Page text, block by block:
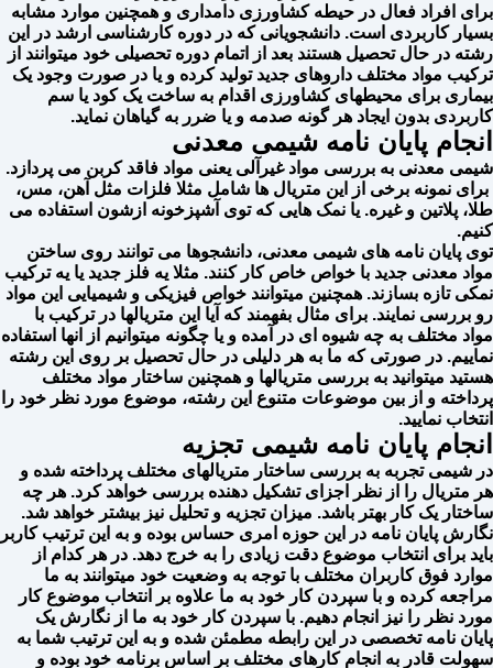
برای افراد فعال در حیطه کشاورزی دامداری و همچنین موارد مشابه
بسیار کاربردی است. دانشجویانی که در دوره کارشناسی ارشد در این
رشته در حال تحصیل هستند بعد از اتمام دوره تحصیلی خود میتوانند از
ترکیب مواد مختلف داروهای جدید تولید کرده و یا در صورت وجود یک
بیماری برای محیطهای کشاورزی اقدام به ساخت یک کود یا سم
کاربردی بدون ایجاد هر گونه صدمه و یا ضرر به گیاهان نماید.
انجام پایان نامه شیمی معدنی
شیمی معدنی به بررسی مواد غیرآلی یعنی مواد فاقد کربن می پردازد.
برای نمونه برخی از این متریال ها شامل مثلا فلزات مثل آهن، مس،
طلا، پلاتین و غیره. یا نمک هایی که توی آشپزخونه ازشون استفاده می
کنیم.
توی پایان نامه های شیمی معدنی، دانشجوها می توانند روی ساختن
مواد معدنی جدید با خواص خاص کار کنند. مثلا یه فلز جدید یا یه ترکیب
نمکی تازه بسازند. همچنین میتوانند خواص فیزیکی و شیمیایی این مواد
رو بررسی نمایند. برای مثال بفهمند که آیا این متریالها در ترکیب با
مواد مختلف به چه شیوه ای در آمده و یا چگونه میتوانیم از انها استفاده
نماییم. در صورتی که ما به هر دلیلی در حال تحصیل بر روی این رشته
هستید میتوانید به بررسی متریالها و همچنین ساختار مواد مختلف
پرداخته و از بین موضوعات متنوع این رشته، موضوع مورد نظر خود را
انتخاب نمایید.
انجام پایان نامه شیمی تجزیه
در شیمی تجربه به بررسی ساختار متریالهای مختلف پرداخته شده و
هر متریال را از نظر اجزای تشکیل دهنده بررسی خواهد کرد. هر چه
ساختار یک کار بهتر باشد. میزان تجزیه و تحلیل نیز بیشتر خواهد شد.
نگارش پایان نامه در این حوزه امری حساس بوده و به این ترتیب کاربر
باید برای انتخاب موضوع دقت زیادی را به خرج دهد. در هر کدام از
موارد فوق کاربران مختلف با توجه به وضعیت خود میتوانند به ما
مراجعه کرده و با سپردن کار خود به ما علاوه بر انتخاب موضوع کار
مورد نظر را نیز انجام دهیم. با سپردن کار خود به ما از نگارش یک
پایان نامه تخصصی در این رابطه مطمئن شده و به این ترتیب شما به
سهولت قادر به انجام کارهای مختلف بر اساس برنامه خود بوده و